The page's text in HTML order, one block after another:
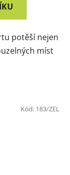
potěší nejen
míst
Kód: 183/ZEL